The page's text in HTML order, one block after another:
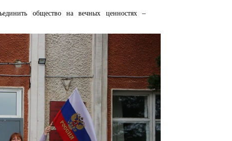
общество на вечных ценностях –